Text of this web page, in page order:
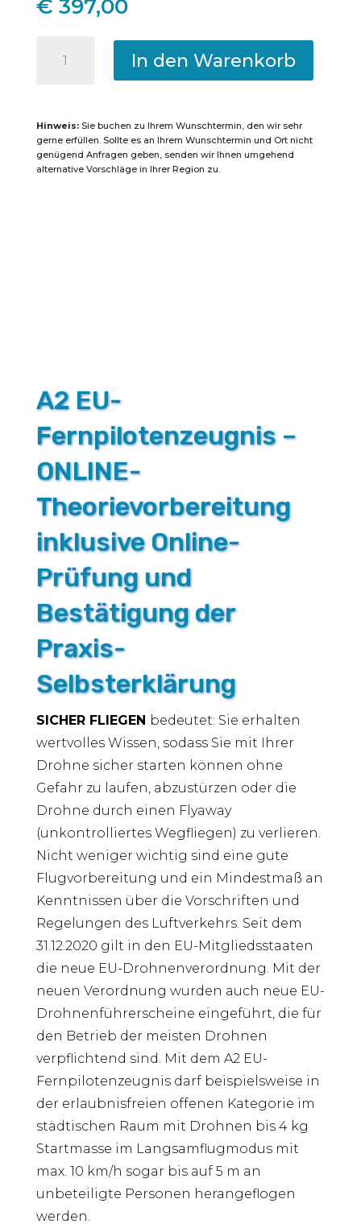
€ 397,00
mit
Prüfung
In den Warenkorb
Hinweis:Sie buchen zu Ihrem Wunschtermin, den wir sehr
gerne erfüllen. Sollte es an Ihrem Wunschtermin und Ort nicht
genügend Anfragen geben, senden wir Ihnen umgehend
alternative Vorschläge in Ihrer Region zu.
A2 EU-
Fernpilotenzeugnis –
ONLINE-
Theorievorbereitung
inklusive Online-
Prüfung und
Bestätigung der
Praxis-
Selbsterklärung
SICHER FLIEGEN bedeutet: Sie erhalten
wertvolles Wissen, sodass Sie mit Ihrer
Drohne sicher starten können ohne
Gefahr zu laufen, abzustürzen oder die
Drohne durch einen Flyaway
(unkontrolliertes Wegfliegen) zu verlieren.
Nicht weniger wichtig sind eine gute
Flugvorbereitung und ein Mindestmaß an
Kenntnissen über die Vorschriften und
Regelungen des Luftverkehrs. Seit dem
31.12.2020 gilt in den EU-Mitgliedsstaaten
die neue EU-Drohnenverordnung. Mit der
neuen Verordnung wurden auch neue EU-
Drohnenführerscheine eingeführt, die für
den Betrieb der meisten Drohnen
verpflichtend sind. Mit dem A2 EU-
Fernpilotenzeugnis darf beispielsweise in
der erlaubnisfreien offenen Kategorie im
städtischen Raum mit Drohnen bis 4 kg
Startmasse im Langsamflugmodus mit
max. 10 km/h sogar bis auf 5 m an
unbeteiligte Personen herangeflogen
werden.